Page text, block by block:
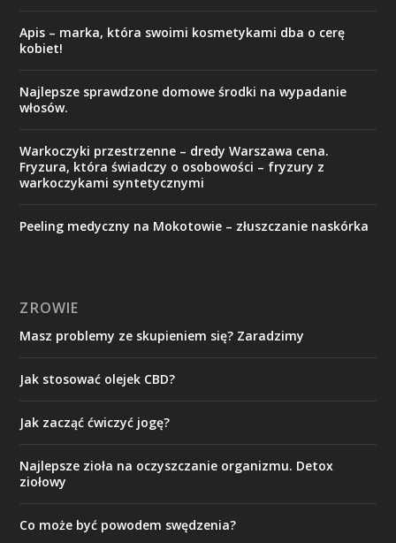
Apis – marka, która swoimi kosmetykami dba o cerę
kobiet!
Najlepsze sprawdzone domowe środki na wypadanie
włosów.
Warkoczyki przestrzenne – dredy Warszawa cena.
Fryzura, która świadczy o osobowości – fryzury z
warkoczykami syntetycznymi
Peeling medyczny na Mokotowie – złuszczanie naskórka
ZROWIE
Masz problemy ze skupieniem się? Zaradzimy
Jak stosować olejek CBD?
Jak zacząć ćwiczyć jogę?
Najlepsze zioła na oczyszczanie organizmu. Detox
ziołowy
Co może być powodem swędzenia?